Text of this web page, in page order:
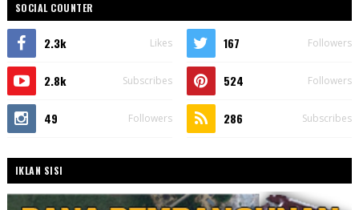
SOCIAL COUNTER
2.3k Likes 167 Followers
2.8k Subscribes 524 Followers
49 Followers 286 Subscribes
IKLAN SISI